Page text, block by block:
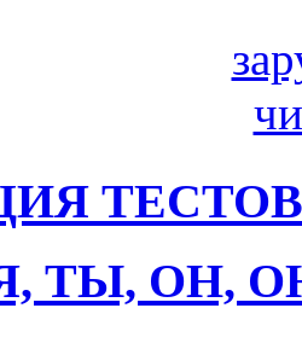
ТЕСТОВ
ТЫ, ОН,